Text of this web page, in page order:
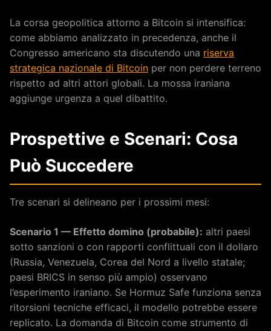
La corsa geopolitica attorno a Bitcoin si intensifica:
come abbiamo analizzato in precedenza, anche il
Congresso americano sta discutendo una riserva
strategica nazionale di Bitcoin per non perdere terreno
rispetto ad altri attori globali. La mossa iraniana
aggiunge urgenza a quel dibattito.
Prospettive e Scenari: Cosa
Può Succedere
Tre scenari si delineano per i prossimi mesi:
Scenario 1 — Effetto domino (probabile): altri paesi
sotto sanzioni o con rapporti conflittuali con il dollaro
(Russia, Venezuela, Corea del Nord a livello statale;
paesi BRICS in senso più ampio) osservano
l’esperimento iraniano. Se Hormuz Safe funziona senza
ritorsioni tecniche efficaci, il modello potrebbe essere
replicato. La domanda di Bitcoin come strumento di